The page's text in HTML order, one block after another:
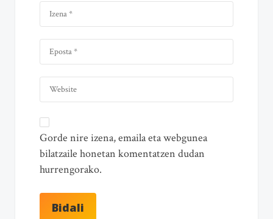
Gorde nire izena, emaila eta webgunea
bilatzaile honetan komentatzen dudan
hurrengorako.